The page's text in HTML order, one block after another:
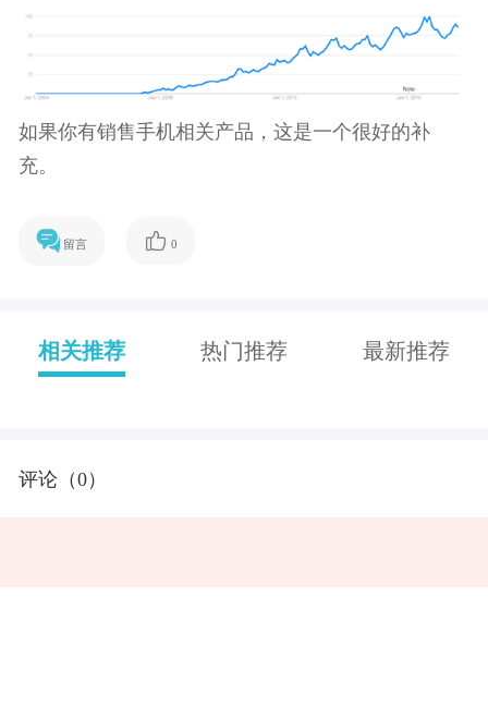
3、苹果手机修理配件
直在攀升，苹果手机的使用促进了苹果手机修理配
此外，苹果手机修理工具包是速卖通手机类别产品